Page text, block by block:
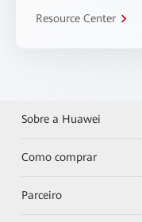
Resource Center
Sobre a Huawei
Como comprar
Parceiro